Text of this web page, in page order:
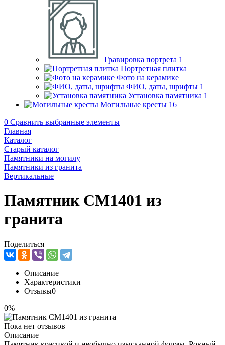
Гравировка портрета 1
Портретная плитка
Фото на керамике
ФИО, даты, шрифты 1
Установка памятника 1
Могильные кресты 16
0 Сравнить выбранные элементы
Главная
Каталог
Старый каталог
Памятники на могилу
Памятники из гранита
Вертикальные
Памятник CM1401 из
гранита
Поделиться
Описание
Характеристики
Отзывы0
0%
Пока нет отзывов
Описание